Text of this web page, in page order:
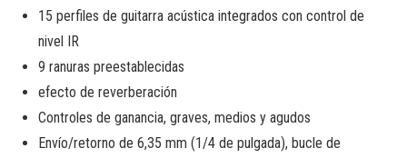
15 perfiles de guitarra acústica integrados con control de
nivel IR
9 ranuras preestablecidas
efecto de reverberación
Controles de ganancia, graves, medios y agudos
Envío/retorno de 6,35 mm (1/4 de pulgada), bucle de